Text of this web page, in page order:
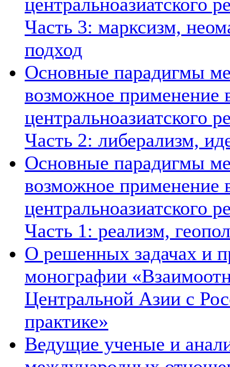
Часть 3: марксизм,
подход
Основные парадигмы
возможное применение
центральноазиатского
Часть 2: либерализм,
Основные парадигмы
возможное применение
центральноазиатского
Часть 1: реализм,
О решенных задачах и
монографии
Центральной Азии с
практике»
Ведущие ученые и